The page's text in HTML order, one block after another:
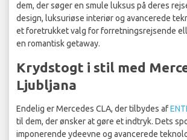
dem, der søger en smule luksus på deres
design, luksuriøse interiør og avancerede
et foretrukket valg for forretningsrejsende
en romantisk getaway.
Krydstogt i stil med
Ljubljana
Endelig er Mercedes CLA, der tilbydes af
til dem, der ønsker at gøre et indtryk. Dets
imponerende ydeevne og avancerede